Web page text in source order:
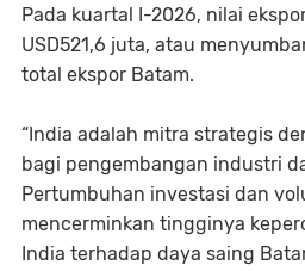
Pada kuartal I-2026, nilai
USD521,6 juta, atau
total ekspor Batam.
“India adalah mitra strategis
bagi pengembangan industri
Pertumbuhan investasi dan
mencerminkan tingginya
India terhadap daya saing